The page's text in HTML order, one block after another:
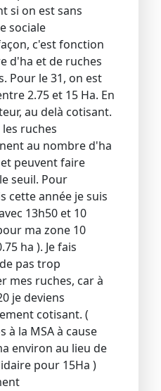
si on est sans
sociale
c'est fonction
d'ha et de ruches
Pour le 31, on est
2.75 et 15 Ha. En
au delà cotisant.
ruches
au nombre d'ha
peuvent faire
seuil. Pour
cette année je suis
13h50 et 10
ma zone 10
ha ). Je fais
pas trop
mes ruches, car à
je deviens
cotisant. (
à la MSA à cause
environ au lieu de
pour 15Ha )